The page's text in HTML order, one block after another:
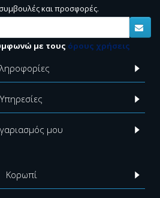
και προσφορές.
με τους όρους χρήσεις
Υπηρεσίες
μου
Κορωπί